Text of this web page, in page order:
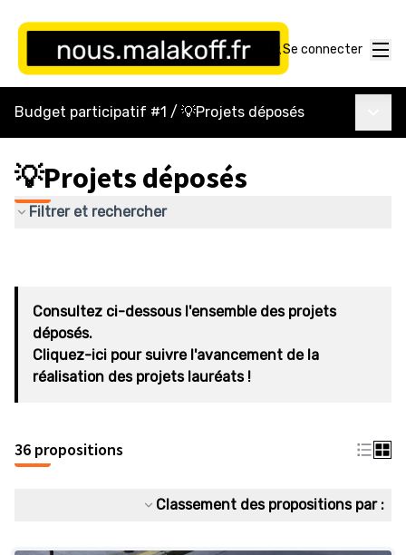
Se connecter
Budget participatif #1 / 💡Projets déposés
💡Projets déposés
Filtrer et rechercher
Consultez ci-dessous l'ensemble des projets
déposés.
Cliquez-ici pour suivre l'avancement de la
réalisation des projets lauréats !
36 propositions
Classement des propositions par :